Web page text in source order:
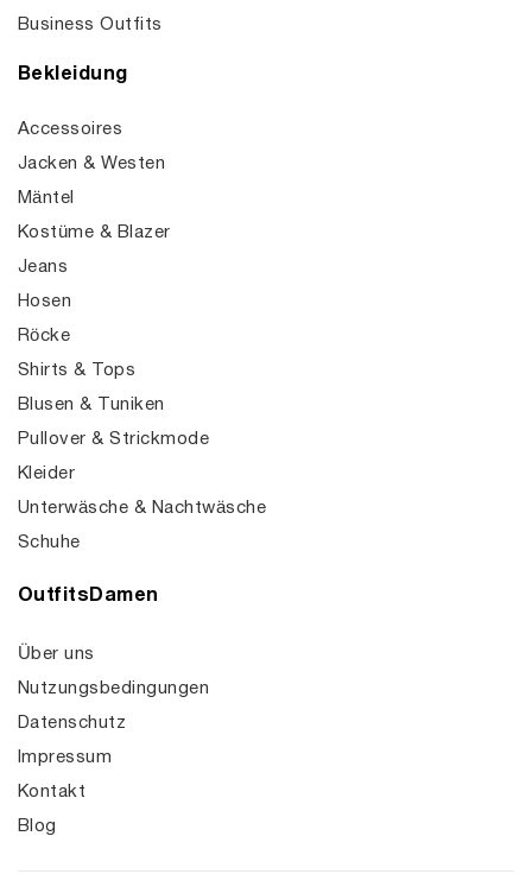
Business Outfits
Bekleidung
Accessoires
Jacken & Westen
Mäntel
Kostüme & Blazer
Jeans
Hosen
Röcke
Shirts & Tops
Blusen & Tuniken
Pullover & Strickmode
Kleider
Unterwäsche & Nachtwäsche
Schuhe
OutfitsDamen
Über uns
Nutzungsbedingungen
Datenschutz
Impressum
Kontakt
Blog